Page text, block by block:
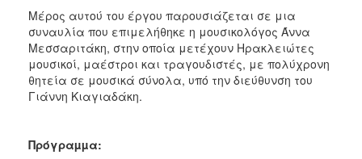
Μέρος αυτού του έργου παρουσιάζεται σε μια
συναυλία που επιμελήθηκε η μουσικολόγος Άννα
Μεσσαριτάκη, στην οποία μετέχουν Ηρακλειώτες
μουσικοί, μαέστροι και τραγουδιστές, με πολύχρονη
θητεία σε μουσικά σύνολα, υπό την διεύθυνση του
Γιάννη Κιαγιαδάκη.
Πρόγραµµα: